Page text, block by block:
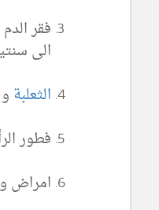
فقر
الى
الثعلبة
فطور
امراض